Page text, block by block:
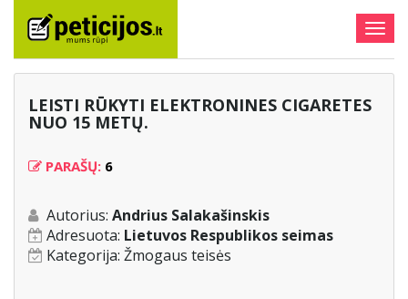
LEISTI RŪKYTI ELEKTRONINES CIGARETES
NUO 15 METŲ.
PARAŠŲ: 6
Autorius: Andrius Salakašinskis
Adresuota: Lietuvos Respublikos seimas
Kategorija: Žmogaus teisės